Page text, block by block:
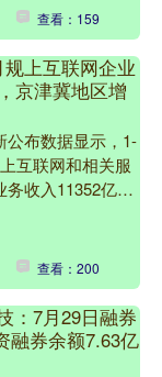
查看：159
上互联网企业
京津冀地区增
公布数据显示，1-
互联网和相关服
务收入11352亿
速较1-6月份提
查看：200
：7月29日融券
融券余额7.63亿